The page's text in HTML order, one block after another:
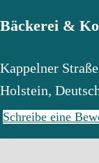
Bäckerei &
Kappelner Straße
Holstein,
Schreibe eine